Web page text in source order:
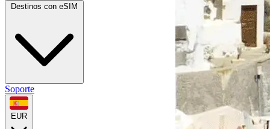
Destinos con eSIM
Soporte
EUR